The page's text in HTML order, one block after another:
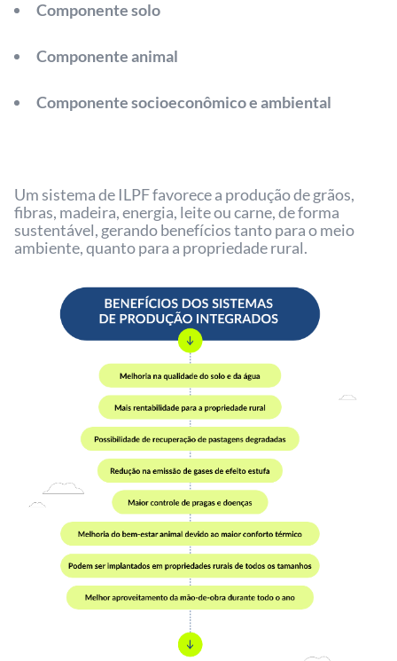
Componente solo
Componente animal
Componente socioeconômico e ambiental
Um sistema de ILPF favorece a produção de grãos,
fibras, madeira, energia, leite ou carne, de forma
sustentável, gerando benefícios tanto para o meio
ambiente, quanto para a propriedade rural.